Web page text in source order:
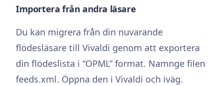
Importera från andra läsare
Du kan migrera från din nuvarande
flödesläsare till Vivaldi genom att exportera
din flödeslista i “OPML” format. Namnge filen
feeds.xml. Öppna den i Vivaldi och iväg.